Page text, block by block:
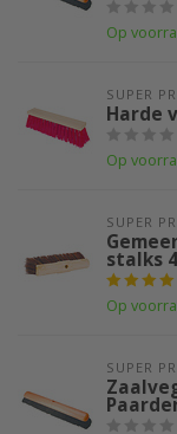
Op
SUPER
Harde
Op
SUPER
stalks
Op
SUPER